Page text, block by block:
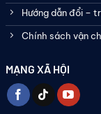
Hướng dẫn đổi –
Chính sách vận
MẠNG XÃ HỘI